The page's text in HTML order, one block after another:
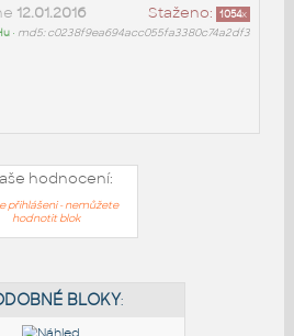
Staženo: 1054x
12.01.2016
• md5: c0238f9ea694acc055fa3380c74a2df3
hodnocení:
přihlášeni - nemůžete
hodnotit blok